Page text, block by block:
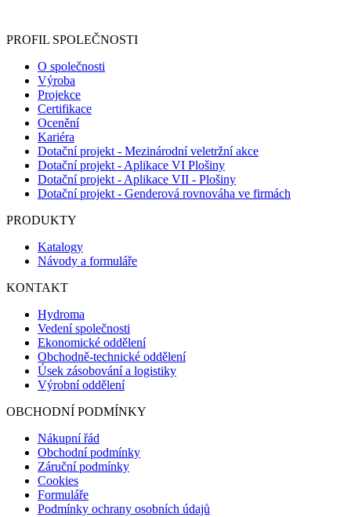
PROFIL SPOLEČNOSTI
O společnosti
Výroba
Projekce
Certifikace
Ocenění
Kariéra
Dotační projekt - Mezinárodní veletržní akce
Dotační projekt - Aplikace VI Plošiny
Dotační projekt - Aplikace VII - Plošiny
Dotační projekt - Genderová rovnováha ve firmách
PRODUKTY
Katalogy
Návody a formuláře
KONTAKT
Hydroma
Vedení společnosti
Ekonomické oddělení
Obchodně-technické oddělení
Úsek zásobování a logistiky
Výrobní oddělení
OBCHODNÍ PODMÍNKY
Nákupní řád
Obchodní podmínky
Záruční podmínky
Cookies
Formuláře
Podmínky ochrany osobních údajů